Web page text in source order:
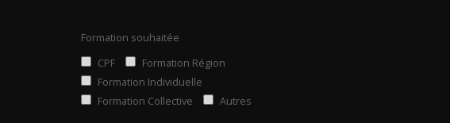
Formation souhaitée
CPF
Formation Région
Formation Individuelle
Formation Collective
Autres